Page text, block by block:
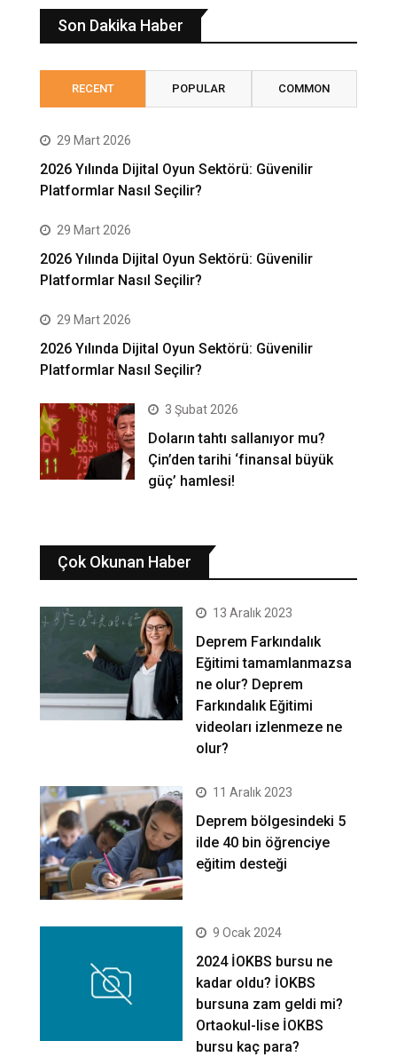
Son Dakika Haber
RECENT POPULAR COMMON
29 Mart 2026
2026 Yılında Dijital Oyun Sektörü: Güvenilir
Platformlar Nasıl Seçilir?
29 Mart 2026
2026 Yılında Dijital Oyun Sektörü: Güvenilir
Platformlar Nasıl Seçilir?
29 Mart 2026
2026 Yılında Dijital Oyun Sektörü: Güvenilir
Platformlar Nasıl Seçilir?
3 Şubat 2026
Doların tahtı sallanıyor mu?
Çin’den tarihi ‘finansal büyük
güç’ hamlesi!
Çok Okunan Haber
13 Aralık 2023
Deprem Farkındalık
Eğitimi tamamlanmazsa
ne olur? Deprem
Farkındalık Eğitimi
videoları izlenmeze ne
olur?
11 Aralık 2023
Deprem bölgesindeki 5
ilde 40 bin öğrenciye
eğitim desteği
9 Ocak 2024
2024 İOKBS bursu ne
kadar oldu? İOKBS
bursuna zam geldi mi?
Ortaokul-lise İOKBS
bursu kaç para?